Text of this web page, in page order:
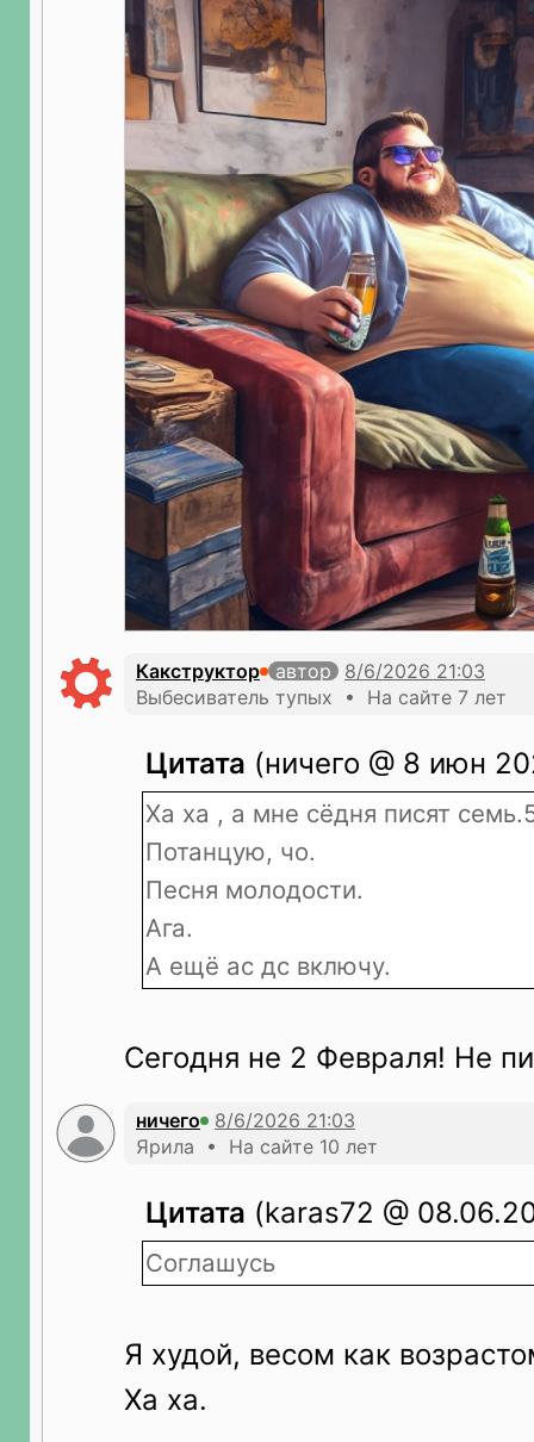
Какструктор
автор
Выбесиватель тупых • На сайте 7 лет
Цитата (ничего @ 8 июн
Ха ха , а мне сёдня писят
Потанцую, чо.
Песня молодости.
Ага.
А ещё ас дс включу.
Сегодня не 2 Февраля! Не
ничего
Ярила • На сайте 10 лет
Цитата (karas72 @
Соглашусь
Я худой, весом как
Ха ха.